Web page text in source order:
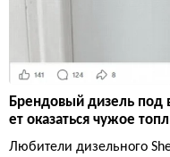
Брендовый дизель под
ет оказаться чужое
Любители дизельного